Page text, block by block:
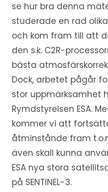
se hur bra denna
studerade en rad olika
och kom fram till att
den s.k. C2R-
bästa
Dock, arbetet pågår
stor uppmärksamhet
Rymdstyrelsen ESA.
kommer vi att
åtminstånde fram
även skall kunna
ESA nya stora
på SENTINEL-3.